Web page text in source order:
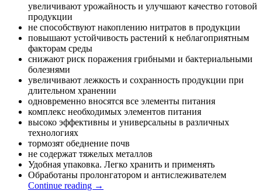
увеличивают урожайность и улучшают качество готовой
продукции
не способствуют накоплению нитратов в продукции
повышают устойчивость растений к неблагоприятным
факторам среды
снижают риск поражения грибными и бактериальными
болезнями
увеличивают лежкость и сохранность продукции при
длительном хранении
одновременно вносятся все элементы питания
комплекс необходимых элементов питания
высоко эффективны и универсальны в различных
технологиях
тормозят обеднение почв
не содержат тяжелых металлов
Удобная упаковка. Легко хранить и применять
Обработаны пролонгатором и антислеживателем
Continue reading →